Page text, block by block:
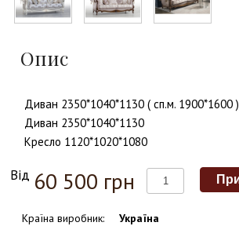
Опис
Диван 2350*1040*1130 ( сп.м. 1900*1600 )
Диван 2350*1040*1130
Кресло 1120*1020*1080
Від 60 500 грн
Країна виробник: Україна